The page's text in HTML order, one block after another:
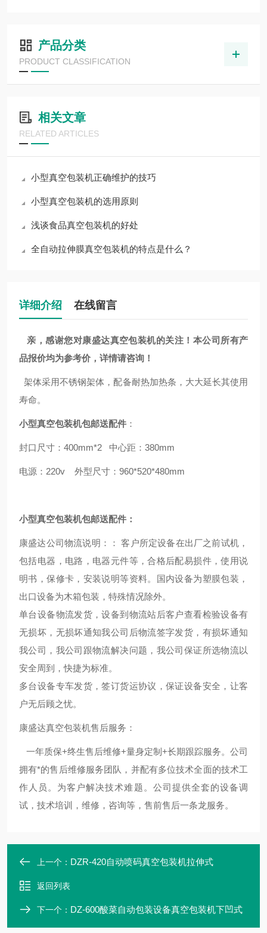
产品分类
PRODUCT CLASSIFICATION
相关文章
RELATED ARTICLES
小型真空包装机正确维护的技巧
小型真空包装机的选用原则
浅谈食品真空包装机的好处
全自动拉伸膜真空包装机的特点是什么？
详细介绍 在线留言
亲，感谢您对康盛达真空包装机的关注！本公司所有产
品报价均为参考价，详情请咨询！
架体采用不锈钢架体，配备耐热加热条，大大延长其使用
寿命。
小型真空包装机包邮送配件 ：
封口尺寸：400mm*2 中心距：380mm
电源：220v 外型尺寸：960*520*480mm
小型真空包装机包邮送配件 ：
康盛达公司物流说明：： 客户所定设备在出厂之前试机，
包括电器，电路，电器元件等，合格后配易损件，使用说
明书，保修卡，安装说明等资料。国内设备为塑膜包装，
出口设备为木箱包装，特殊情况除外。
单台设备物流发货，设备到物流站后客户查看检验设备有
无损坏，无损坏通知我公司后物流签字发货，有损坏通知
我公司，我公司跟物流解决问题，我公司保证所选物流以
安全周到，快捷为标准。
多台设备专车发货，签订货运协议，保证设备安全，让客
户无后顾之忧。
康盛达真空包装机售后服务：
一年质保+终生售后维修+量身定制+长期跟踪服务。公司
拥有*的售后维修服务团队，并配有多位技术全面的技术工
作人员。为客户解决技术难题。公司提供全套的设备调
试，技术培训，维修，咨询等，售前售后一条龙服务。
上一个： DZR-420自动喷码真空包装机拉伸式
返回列表
下一个： DZ-600酸菜自动包装设备真空包装机下凹式